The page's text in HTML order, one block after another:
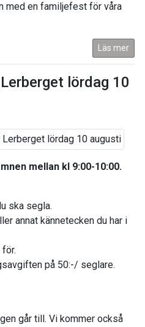
med en familjefest för våra
Läs mer
lördag 10
mellan kl 9:00-10:00.
ska segla.
annat kännetecken du har i
på 50:-/ seglare.
går till. Vi kommer också